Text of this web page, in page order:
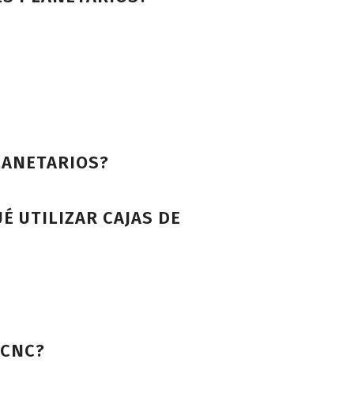
UTILIZAR CAJAS DE